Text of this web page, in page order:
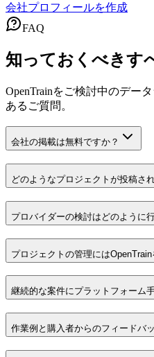
会社プロフィールを作成
FAQ
知っておくべきす
OpenTrainをご検討中のデー
あるご質問。
会社の掲載は無料ですか？
どのようなプロジェクトが投稿さ
プロバイダーの検討はどのように
プロジェクトの管理には
継続的な案件にプラットフォーム
作業例と購入者からのフィードバ